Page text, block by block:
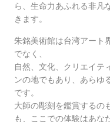
ら、生命力あふれる非凡
きます。
朱銘美術館は台湾アート
でなく、
自然、文化、クリエイテ
ンの地でもあり、あらゆ
です。
大師の彫刻を鑑賞するの
も、ここでの体験はあな